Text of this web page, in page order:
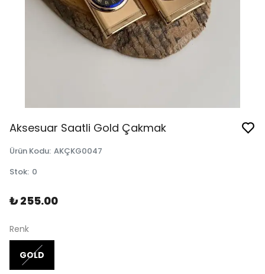
Aksesuar Saatli Gold Çakmak
Ürün Kodu: AKÇKG0047
Stok: 0
₺ 255.00
Renk
GOLD